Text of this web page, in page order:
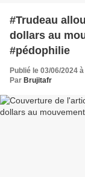
#Trudeau
dollars au
#pédophilie
Publié le 03/06/2024
Par Brujitafr